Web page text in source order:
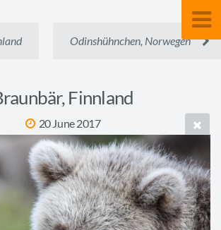
Odinshühnchen, Norwegen
Finnland
20 June 2017